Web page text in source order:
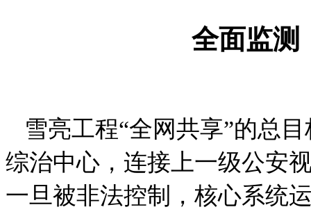
全面监测
雪亮工程“全网共享”的总
综治中心，连接上一级公安
一旦被非法控制，核心系统